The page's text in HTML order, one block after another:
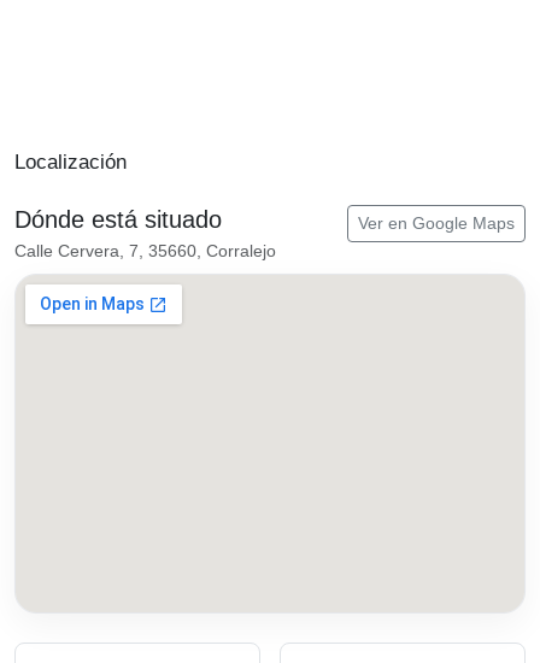
Localización
Dónde está situado
Calle Cervera, 7, 35660, Corralejo
Ver en Google Maps